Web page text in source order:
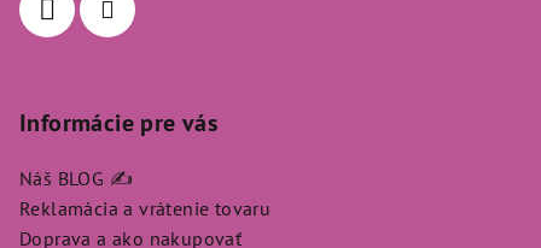
Informácie pre vás
Náš BLOG ✍️
Reklamácia a vrátenie tovaru
Doprava a ako nakupovať